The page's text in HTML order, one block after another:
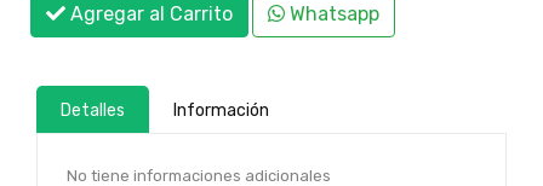
Agregar al Carrito Whatsapp
Detalles Información
No tiene informaciones adicionales